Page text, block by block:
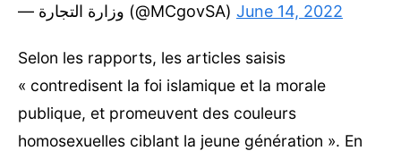
— وزارة التجارة (@MCgovSA) June 14, 2022
Selon les rapports, les articles saisis
« contredisent la foi islamique et la morale
publique, et promeuvent des couleurs
homosexuelles ciblant la jeune génération ». En